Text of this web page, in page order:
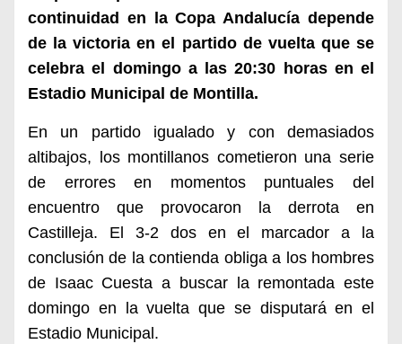
continuidad en la Copa Andalucía depende
de la victoria en el partido de vuelta que se
celebra el domingo a las 20:30 horas en el
Estadio Municipal de Montilla.
En un partido igualado y con demasiados
altibajos, los montillanos cometieron una serie
de errores en momentos puntuales del
encuentro que provocaron la derrota en
Castilleja. El 3-2 dos en el marcador a la
conclusión de la contienda obliga a los hombres
de Isaac Cuesta a buscar la remontada este
domingo en la vuelta que se disputará en el
Estadio Municipal.